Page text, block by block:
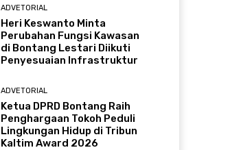
ADVETORIAL
Heri Keswanto Minta
Perubahan Fungsi Kawasan
di Bontang Lestari Diikuti
Penyesuaian Infrastruktur
ADVETORIAL
Ketua DPRD Bontang Raih
Penghargaan Tokoh Peduli
Lingkungan Hidup di Tribun
Kaltim Award 2026